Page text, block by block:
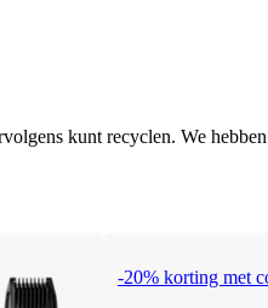
kunt recyclen. We
-20% korting met